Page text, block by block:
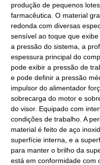
produção de pequenos
farmacêutica. O material
redonda com diversas
sensível ao toque que
a pressão do sistema, a
espessura principal do
pode exibir a pressão de
e pode definir a pressão
impulsor do alimentador
sobrecarga do motor e
do visor. Equipado com
condições de trabalho. A
material é feito de aço
superfície interna, e a
para manter o brilho da
está em conformidade com